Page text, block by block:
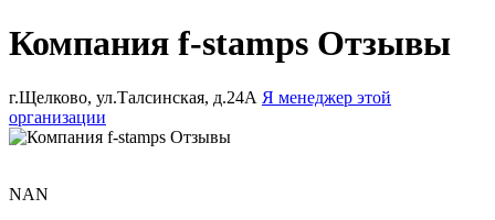
Компания f-stamps Отзывы
г.Щелково, ул.Талсинская, д.24А Я менеджер этой
организации
NAN